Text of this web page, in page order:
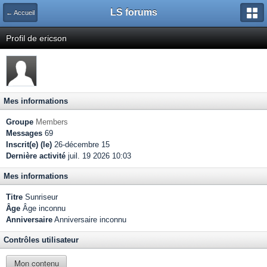
← Accueil LS forums
Profil de ericson
Mes informations
Groupe Members
Messages 69
Inscrit(e) (le) 26-décembre 15
Dernière activité juil. 19 2026 10:03
Mes informations
Titre Sunriseur
Âge Âge inconnu
Anniversaire Anniversaire inconnu
Contrôles utilisateur
Mon contenu